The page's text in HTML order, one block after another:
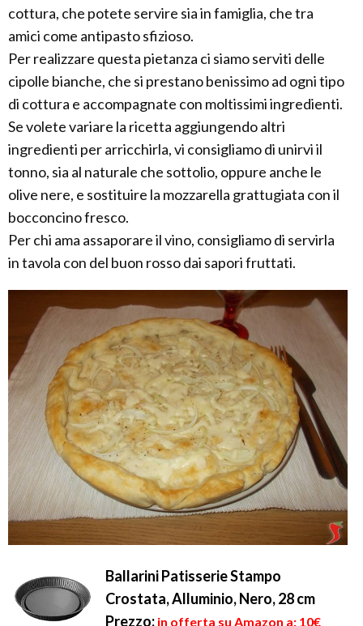
cottura, che potete servire sia in famiglia, che tra
amici come antipasto sfizioso.
Per realizzare questa pietanza ci siamo serviti delle
cipolle bianche, che si prestano benissimo ad ogni tipo
di cottura e accompagnate con moltissimi ingredienti.
Se volete variare la ricetta aggiungendo altri
ingredienti per arricchirla, vi consigliamo di unirvi il
tonno, sia al naturale che sottolio, oppure anche le
olive nere, e sostituire la mozzarella grattugiata con il
bocconcino fresco.
Per chi ama assaporare il vino, consigliamo di servirla
in tavola con del buon rosso dai sapori fruttati.
Ballarini Patisserie Stampo
Crostata, Alluminio, Nero, 28 cm
Prezzo: in offerta su Amazon a: 10€